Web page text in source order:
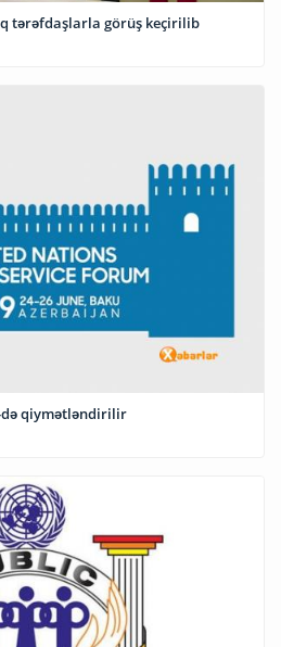
tərəfdaşlarla görüş keçirilib
də qiymətləndirilir